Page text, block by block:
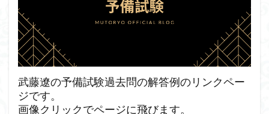
武藤遼の予備試験過去問の解答例のリンクペー
ジです。
画像クリックでページに飛びます。